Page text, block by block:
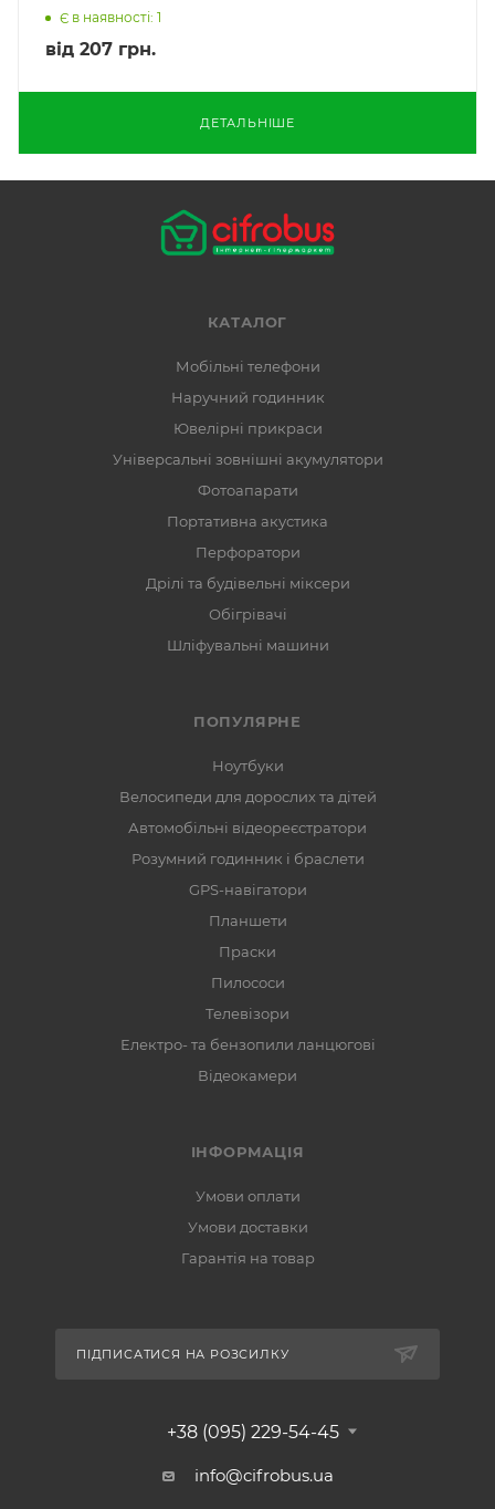
Є в наявності: 1
від 207 грн.
ДЕТАЛЬНІШЕ
КАТАЛОГ
Мобільні телефони
Наручний годинник
Ювелірні прикраси
Універсальні зовнішні акумулятори
Фотоапарати
Портативна акустика
Перфоратори
Дрілі та будівельні міксери
Обігрівачі
Шліфувальні машини
ПОПУЛЯРНЕ
Ноутбуки
Велосипеди для дорослих та дітей
Автомобільні відеореєстратори
Розумний годинник і браслети
GPS-навігатори
Планшети
Праски
Пилососи
Телевізори
Електро- та бензопили ланцюгові
Відеокамери
ІНФОРМАЦІЯ
Умови оплати
Умови доставки
Гарантія на товар
ПІДПИСАТИСЯ НА РОЗСИЛКУ
+38 (095) 229-54-45
info@cifrobus.ua